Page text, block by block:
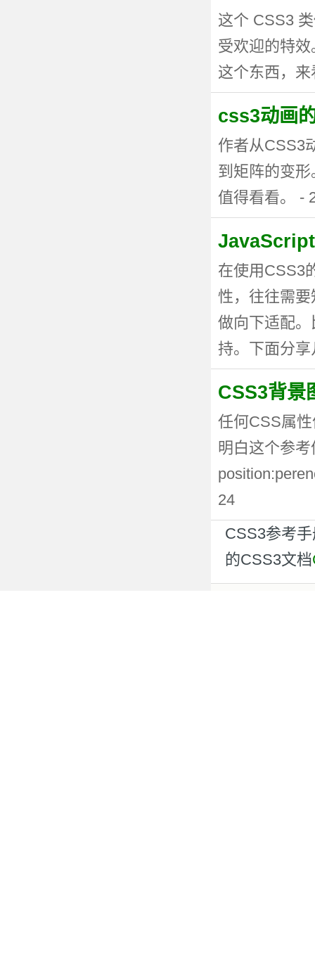
这个 CSS3
受欢迎的特
这个东西，
css3动画
作者从CSS3
到矩阵的变
值得看看。 -
JavaScript
在使用CSS3
性，往往需
做向下适配
持。下面分
CSS3背景
任何CSS属
明白这个参
24
CSS3参考
的CSS3文档